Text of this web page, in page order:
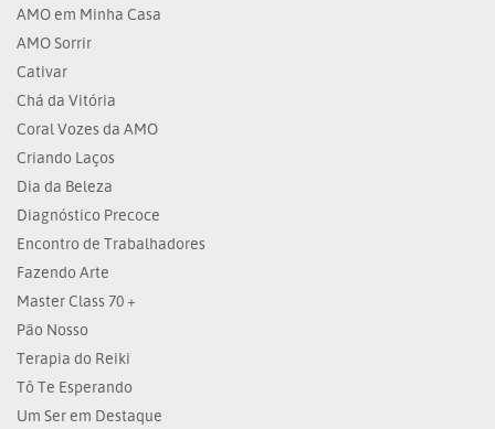
AMO em Minha Casa
AMO Sorrir
Cativar
Chá da Vitória
Coral Vozes da AMO
Criando Laços
Dia da Beleza
Diagnóstico Precoce
Encontro de Trabalhadores
Fazendo Arte
Master Class 70 +
Pão Nosso
Terapia do Reiki
Tô Te Esperando
Um Ser em Destaque